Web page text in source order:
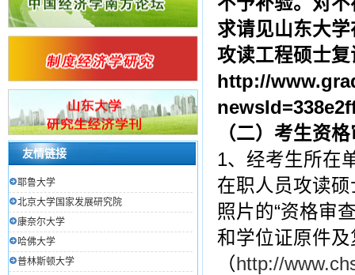
友情链接
耶鲁大学
北京大学国家发展研究院
康奈尔大学
哈佛大学
普林斯顿大学
求请见山东大
攻读工程硕士
http://
（二）考生资
1、经考生所在
在职人员攻读
照片的“资格审
和学位证原件
（http://